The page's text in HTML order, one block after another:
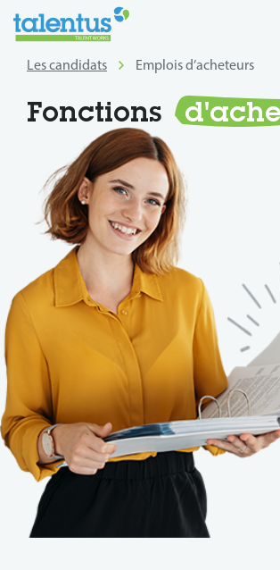
Les candidats Emplois d’acheteurs
Fonctions